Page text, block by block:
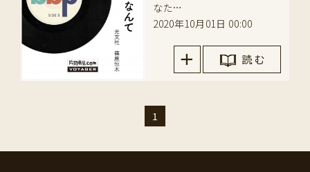
なた…
2020年10月01日 00:00
読 む
1